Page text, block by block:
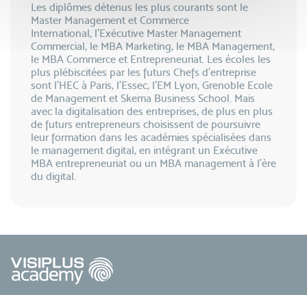
Les diplômes détenus les plus courants sont le
Master Management et Commerce
International, l’Exécutive Master Management
Commercial, le MBA Marketing, le MBA Management,
le MBA Commerce et Entrepreneuriat. Les écoles les
plus plébiscitées par les futurs Chefs d'entreprise
sont l'HEC à Paris, l'Essec, l'EM Lyon, Grenoble Ecole
de Management et Skema Business School. Mais
avec la digitalisation des entreprises, de plus en plus
de futurs entrepreneurs choisissent de poursuivre
leur formation dans les académies spécialisées dans
le management digital, en intégrant un Exécutive
MBA entrepreneuriat ou un MBA management à l'ère
du digital.